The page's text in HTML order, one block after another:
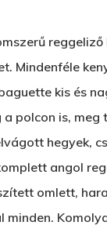
reggeliző
Mindenféle
kis és
a polcon is, meg
hegyek,
angol
omlett,
minden.